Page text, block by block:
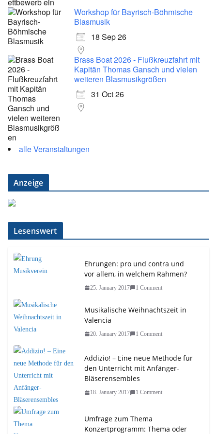
Workshop für Bayrisch-Böhmische
Blasmusik
18 Sep 26
Brass Boat 2026 - Flußkreuzfahrt mit
Kapitän Thomas Gansch und vielen
weiteren Blasmusikgrößen
31 Oct 26
alle Veranstaltungen
Anzeige
Lesenswert
Ehrungen: pro und contra und
vor allem, in welchem Rahmen?
25. January 2017 1 Comment
Musikalische Weihnachtszeit in
Valencia
20. January 2017 1 Comment
Addizio! – Eine neue Methode für
den Unterricht mit Anfänger-
Bläserensembles
18. January 2017 1 Comment
Umfrage zum Thema
Konzertprogramm: Thema oder